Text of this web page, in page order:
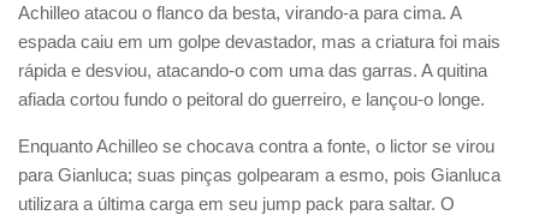
Achilleo atacou o flanco da besta, virando-a para cima. A
espada caiu em um golpe devastador, mas a criatura foi mais
rápida e desviou, atacando-o com uma das garras. A quitina
afiada cortou fundo o peitoral do guerreiro, e lançou-o longe.
Enquanto Achilleo se chocava contra a fonte, o lictor se virou
para Gianluca; suas pinças golpearam a esmo, pois Gianluca
utilizara a última carga em seu jump pack para saltar. O